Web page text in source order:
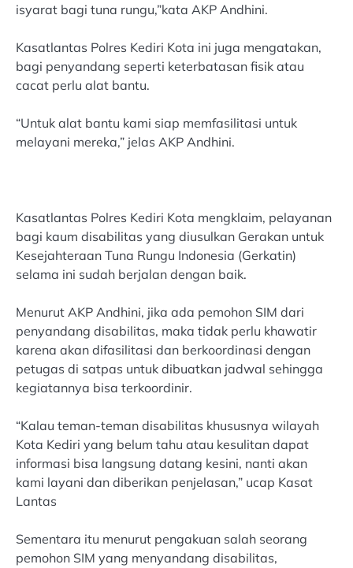
isyarat bagi tuna rungu,”kata AKP Andhini.
Kasatlantas Polres Kediri Kota ini juga mengatakan,
bagi penyandang seperti keterbatasan fisik atau
cacat perlu alat bantu.
“Untuk alat bantu kami siap memfasilitasi untuk
melayani mereka,” jelas AKP Andhini.
Kasatlantas Polres Kediri Kota mengklaim, pelayanan
bagi kaum disabilitas yang diusulkan Gerakan untuk
Kesejahteraan Tuna Rungu Indonesia (Gerkatin)
selama ini sudah berjalan dengan baik.
Menurut AKP Andhini, jika ada pemohon SIM dari
penyandang disabilitas, maka tidak perlu khawatir
karena akan difasilitasi dan berkoordinasi dengan
petugas di satpas untuk dibuatkan jadwal sehingga
kegiatannya bisa terkoordinir.
“Kalau teman-teman disabilitas khususnya wilayah
Kota Kediri yang belum tahu atau kesulitan dapat
informasi bisa langsung datang kesini, nanti akan
kami layani dan diberikan penjelasan,” ucap Kasat
Lantas
Sementara itu menurut pengakuan salah seorang
pemohon SIM yang menyandang disabilitas,